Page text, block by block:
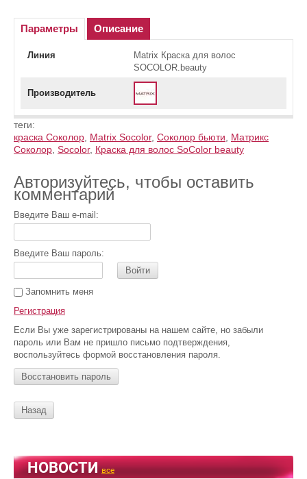
НОВОСТИвсе
Параметры Описание
Линия
Мatrix Краска для волос
SOCOLOR.beauty
Производитель
теги:
краска Соколор Мatrix Socolor, Соколор бьюти
Матрикс
Соколор Socolor, Краска для волос SoColor beauty
Авторизуйтесь, чтобы оставить
комментарий
Введите Ваш e-mail:
Введите Ваш пароль:
Войти
Запомнить меня
Регистрация
Если Вы уже зарегистрированы на нашем сайте, но забыли
пароль или Вам не пришло письмо подтверждения,
воспользуйтесь формой восстановления пароля.
Восстановить пароль
Назад